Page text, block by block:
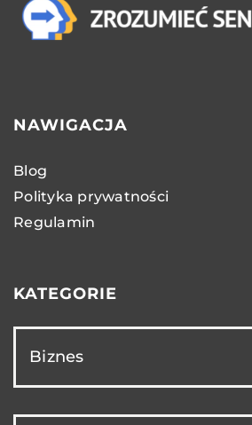
NAWIGACJA
Blog
Polityka prywatności
Regulamin
KATEGORIE
Biznes